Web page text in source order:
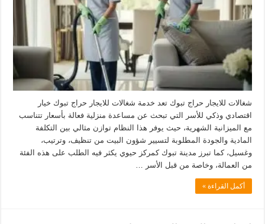
شغالات للايجار حراج تبوك تعد خدمة شغالات للايجار حراج تبوك خيار
اقتصادي وذكي للأسر التي تبحث عن مساعدة منزلية فعالة بأسعار تتناسب
مع الميزانية الشهرية، حيث يوفر هذا النظام توازن مثالي بين التكلفة
المادية والجودة المطلوبة لتسيير شؤون البيت من تنظيف، وترتيب،
وغسيل، كما تبرز مدينة تبوك كمركز حيوي يكثر فيه الطلب على هذه الفئة
من العمالة، وخاصة من قبل الأسر …
أكمل القراءة »